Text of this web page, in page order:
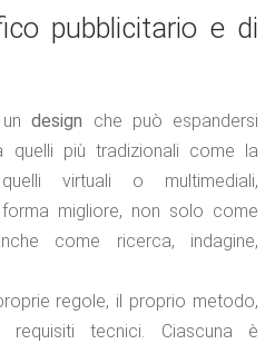
pubblicitario e di
undesign che può espandersi
quelli più tradizionali come la
virtuali o multimediali,
migliore, non solo come
come ricerca, indagine,
regole, il proprio metodo,
tecnici. Ciascuna è